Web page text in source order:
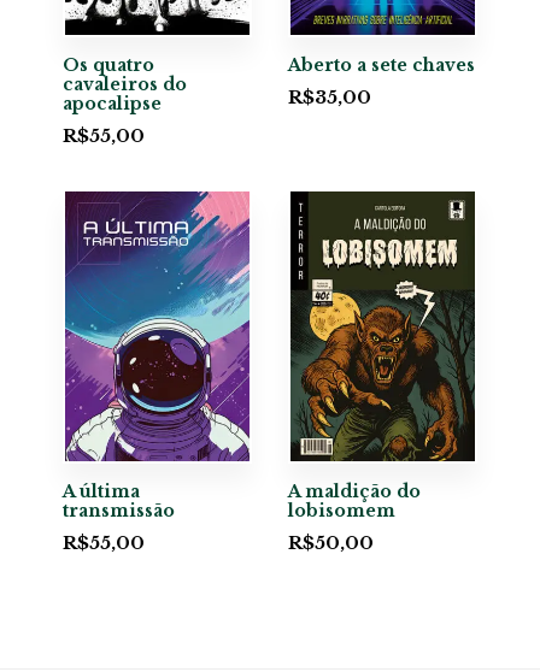
Os quatro
cavaleiros do
apocalipse
R$55,00
Aberto a sete chaves
R$35,00
A última
transmissão
R$55,00
A maldição do
lobisomem
R$50,00